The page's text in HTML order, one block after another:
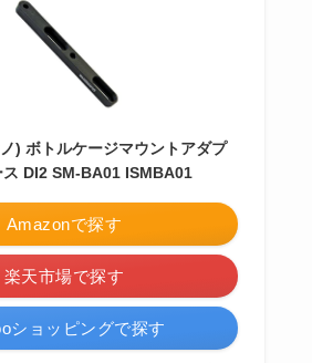
) ボトルケージマウントアダプ
ス DI2 SM-BA01 ISMBA01
Amazonで探す
楽天市場で探す
ショッピングで探す